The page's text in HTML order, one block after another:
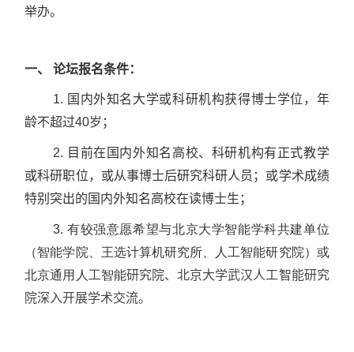
举办。
一、 论坛报名条件：
1. 国内外知名大学或科研机构获得博士学位，年
龄不超过40岁；
2. 目前在国内外知名高校、科研机构有正式教学
或科研职位，或从事博士后研究科研人员；或学术成绩
特别突出的国内外知名高校在读博士生；
3. 有较强意愿希望与北京大学智能学科共建单位
（智能学院、王选计算机研究所、人工智能研究院）或
北京通用人工智能研究院、北京大学武汉人工智能研究
院深入开展学术交流。